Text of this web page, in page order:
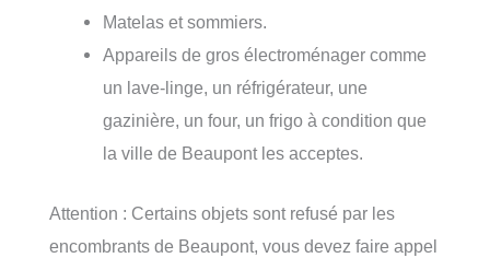
Matelas et sommiers.
Appareils de gros électroménager comme
un lave-linge, un réfrigérateur, une
gazinière, un four, un frigo à condition que
la ville de Beaupont les acceptes.
Attention : Certains objets sont refusé par les
encombrants de Beaupont, vous devez faire appel